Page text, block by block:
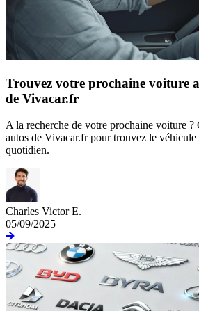
Trouvez votre prochaine voiture
de Vivacar.fr
A la recherche de votre prochaine voiture ?
autos de Vivacar.fr pour trouvez le véhicule
quotidien.
Charles Victor E.
05/09/2025